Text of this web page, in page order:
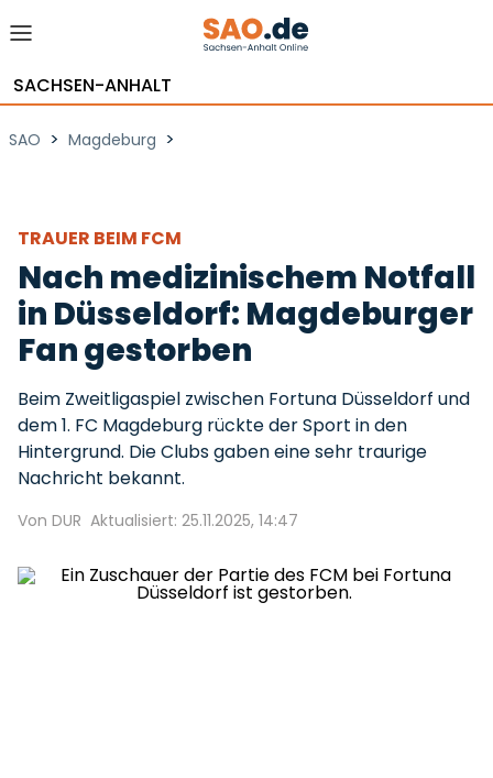
SACHSEN-ANHALT
SAO > Magdeburg >
TRAUER BEIM FCM
Nach medizinischem Notfall
in Düsseldorf: Magdeburger
Fan gestorben
Beim Zweitligaspiel zwischen Fortuna Düsseldorf und
dem 1. FC Magdeburg rückte der Sport in den
Hintergrund. Die Clubs gaben eine sehr traurige
Nachricht bekannt.
Von DUR Aktualisiert: 25.11.2025, 14:47